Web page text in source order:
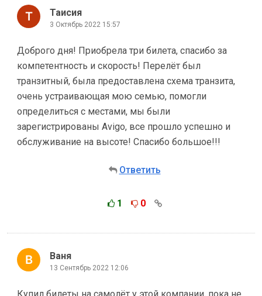
Таисия
3 Октябрь 2022 15:57
Доброго дня! Приобрела три билета, спасибо за
компетентность и скорость! Перелёт был
транзитный, была предоставлена схема транзита,
очень устраивающая мою семью, помогли
определиться с местами, мы были
зарегистрированы Avigo, все прошло успешно и
обслуживание на высоте! Спасибо большое!!!
Ответить
1 0
Ваня
13 Сентябрь 2022 12:06